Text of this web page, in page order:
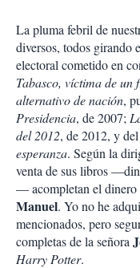
La pluma febril de
diversos, todos girando
electoral cometido en
Tabasco, víctima de un
alternativo de nación,
Presidencia, de 2007;
del 2012, de 2012, y
esperanza. Según la
venta de sus libros
— acompletan el dinero
Manuel. Yo no he
mencionados, pero
completas de la señora
Harry Potter.